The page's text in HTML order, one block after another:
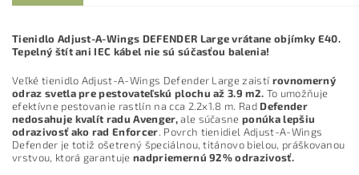
Tienidlo Adjust-A-Wings DEFENDER Large vrátane objímky E40.
Tepelný štít ani IEC kábel nie sú súčasťou balenia!
Veľké tienidlo Adjust-A-Wings Defender Large zaistí rovnomerný
odraz svetla pre pestovateľskú plochu až 3.9 m2. To umožňuje
efektívne pestovanie rastlín na cca 2.2x1.8 m. Rad Defender
nedosahuje kvalít radu Avenger,ale súčasneponúka lepšiu
odrazivosť ako rad Enforcer. Povrch tienidiel Adjust-A-Wings
Defender je totiž ošetrený špeciálnou, titánovo bielou, práškovanou
vrstvou, ktorá garantujenadpriemernú 92% odrazivosť.